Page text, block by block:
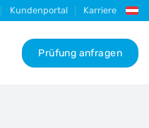
Kundenportal Karriere
Prüfung anfragen